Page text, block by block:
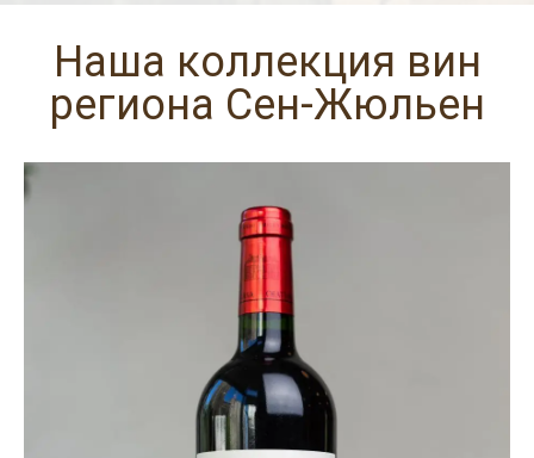
Наша коллекция вин
региона Сен-Жюльен